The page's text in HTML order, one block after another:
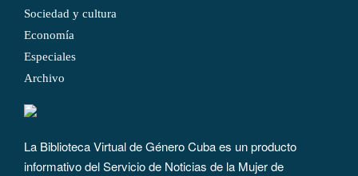
Sociedad y cultura
Economía
Especiales
Archivo
La Biblioteca Virtual de Género Cuba es un producto
informativo del Servicio de Noticias de la Mujer de